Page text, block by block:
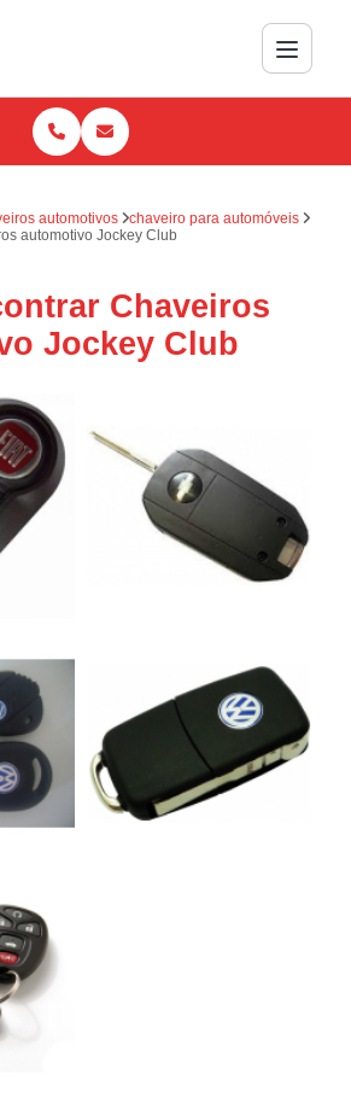
automotivos
chaveiro para automóveis
automotivo Jockey Club
Chaveiros
Jockey Club